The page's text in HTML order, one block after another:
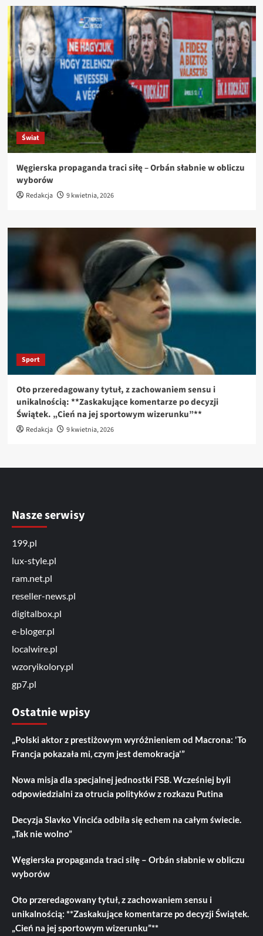
Świat
Węgierska propaganda traci siłę – Orbán słabnie w obliczu
wyborów
Redakcja 9 kwietnia, 2026
Sport
Oto przeredagowany tytuł, z zachowaniem sensu i
unikalnością: **Zaskakujące komentarze po decyzji
Świątek. „Cień na jej sportowym wizerunku”**
Redakcja 9 kwietnia, 2026
Nasze serwisy
199.pl
lux-style.pl
ram.net.pl
reseller-news.pl
digitalbox.pl
e-bloger.pl
localwire.pl
wzoryikolory.pl
gp7.pl
Ostatnie wpisy
„Polski aktor z prestiżowym wyróżnieniem od Macrona: 'To
Francja pokazała mi, czym jest demokracja'”
Nowa misja dla specjalnej jednostki FSB. Wcześniej byli
odpowiedzialni za otrucia polityków z rozkazu Putina
Decyzja Slavko Vincića odbiła się echem na całym świecie.
„Tak nie wolno”
Węgierska propaganda traci siłę – Orbán słabnie w obliczu
wyborów
Oto przeredagowany tytuł, z zachowaniem sensu i
unikalnością: **Zaskakujące komentarze po decyzji Świątek.
„Cień na jej sportowym wizerunku”**